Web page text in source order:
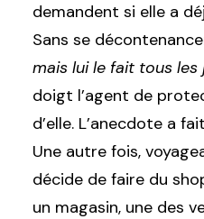
demandent si elle a
Sans se
mais lui le fait tous les
doigt l’agent de
d’elle. L’anecdote a
Une autre fois,
décide de faire du
un magasin, une des